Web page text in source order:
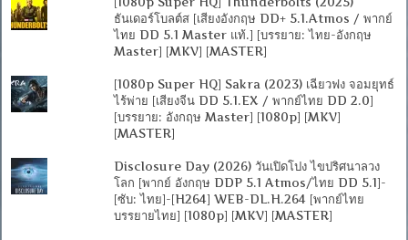
ธันเดอร์โบลต์ส [เสียงอังกฤษ DD+ 5.1.Atmos / พากย์
ไทย DD 5.1 Master แท้.] [บรรยาย: ไทย-อังกฤษ
Master] [MKV] [MASTER]
[1080p Super HQ] Sakra (2023) เฉียวฟง จอมยุทธ์
ไร้พ่าย [เสียงจีน DD 5.1.EX / พากย์ไทย DD 2.0]
[บรรยาย: อังกฤษ Master] [1080p] [MKV]
[MASTER]
Disclosure Day (2026) วันเปิดโปง ไขปริศนาลวง
โลก [พากย์ อังกฤษ DDP 5.1 Atmos/ไทย DD 5.1]-
[ซับ: ไทย]-[H264] WEB-DL.H.264 [พากย์ไทย
บรรยายไทย] [1080p] [MKV] [MASTER]